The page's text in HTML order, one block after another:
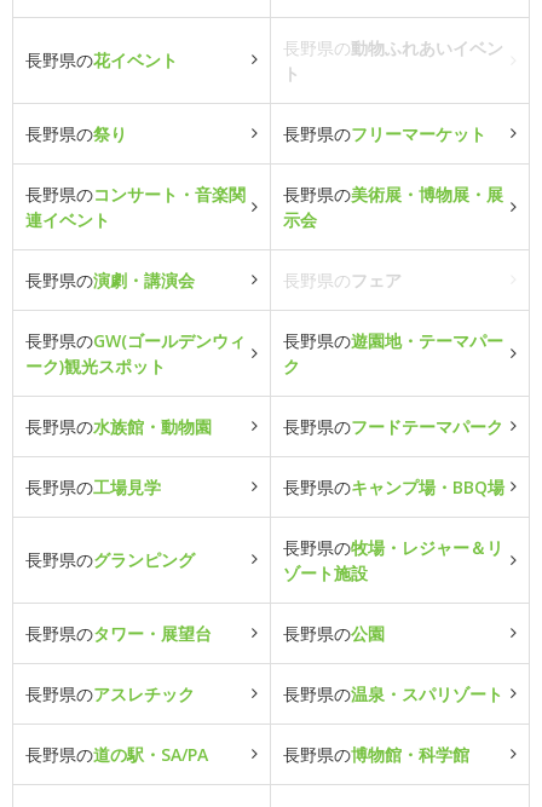
長野県の花イベント
長野県の動物ふれあいイベン
ト
長野県の祭り 長野県のフリーマーケット
長野県のコンサート・音楽関
連イベント
長野県の美術展・博物展・展
示会
長野県の演劇・講演会 長野県のフェア
長野県のGW(ゴールデンウィ
ーク)観光スポット
長野県の遊園地・テーマパー
ク
長野県の水族館・動物園 長野県のフードテーマパーク
長野県の工場見学 長野県のキャンプ場・BBQ場
長野県のグランピング
長野県の牧場・レジャー＆リ
ゾート施設
長野県のタワー・展望台 長野県の公園
長野県のアスレチック 長野県の温泉・スパリゾート
長野県の道の駅・SA/PA 長野県の博物館・科学館